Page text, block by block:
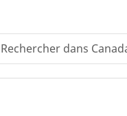
Recherche